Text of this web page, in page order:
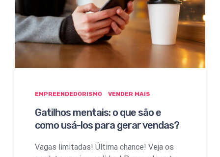
EMPREENDEDORISMO VENDER MAIS
Gatilhos mentais: o que são e
como usá-los para gerar vendas?
Vagas limitadas! Última chance! Veja os